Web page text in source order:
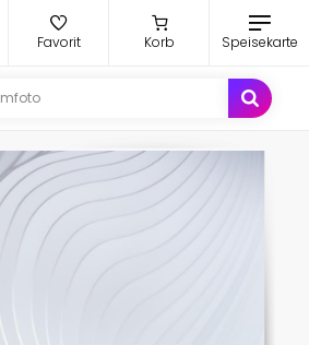
Favorit Korb Speisekarte